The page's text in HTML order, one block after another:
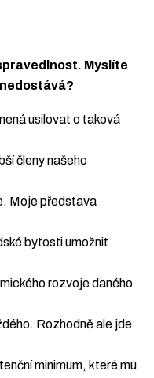
Myslíte
usilovat o taková
členy našeho
Moje představa
bytosti umožnit
rozvoje daného
Rozhodně ale jde
minimum, které mu